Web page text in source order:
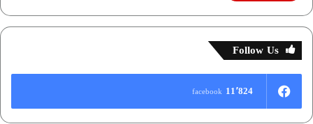
Follow Us
11٬824 facebook